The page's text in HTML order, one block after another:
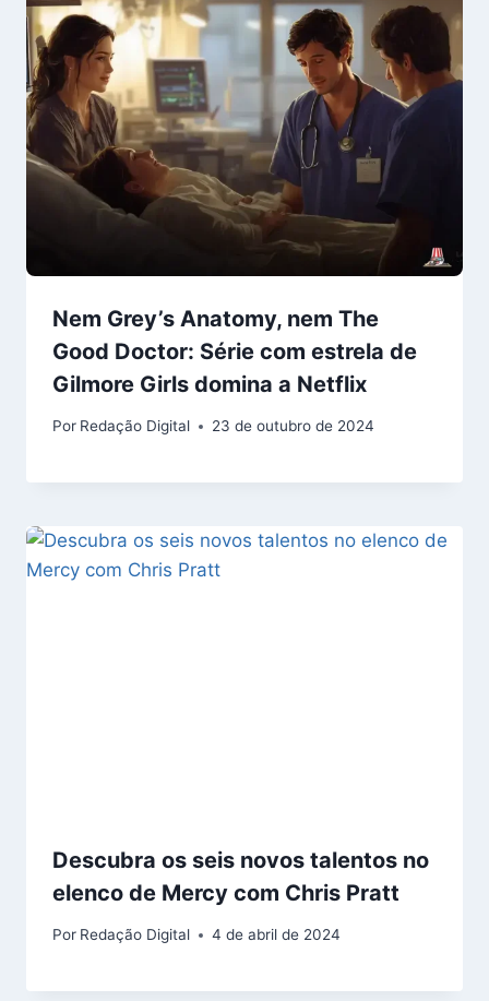
Nem Grey’s Anatomy, nem The
Good Doctor: Série com estrela de
Gilmore Girls domina a Netflix
Por Redação Digital 23 de outubro de 2024
Descubra os seis novos talentos no
elenco de Mercy com Chris Pratt
Por Redação Digital 4 de abril de 2024